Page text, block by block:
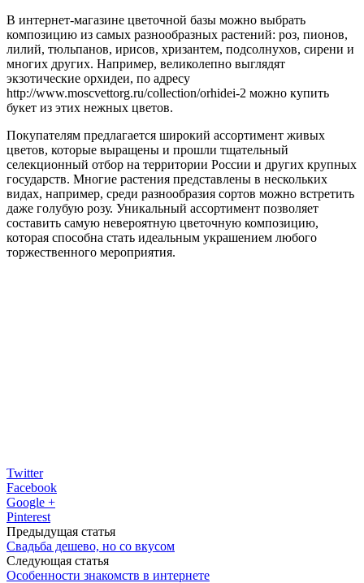
В интернет-магазине цветочной базы можно выбрать
композицию из самых разнообразных растений: роз, пионов,
лилий, тюльпанов, ирисов, хризантем, подсолнухов, сирени и
многих других. Например, великолепно выглядят
экзотические орхидеи, по адресу
http://www.moscvettorg.ru/collection/orhidei-2 можно купить
букет из этих нежных цветов.
Покупателям предлагается широкий ассортимент живых
цветов, которые выращены и прошли тщательный
селекционный отбор на территории России и других крупных
государств. Многие растения представлены в нескольких
видах, например, среди разнообразия сортов можно встретить
даже голубую розу. Уникальный ассортимент позволяет
составить самую невероятную цветочную композицию,
которая способна стать идеальным украшением любого
торжественного мероприятия.
Twitter
Facebook
Google +
Pinterest
Предыдущая статья
Свадьба дешево, но со вкусом
Следующая статья
Особенности знакомств в интернете